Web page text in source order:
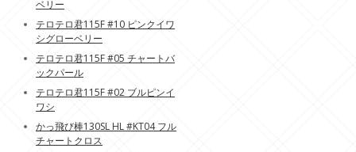
ベリー
テロテロ君115F #10 ピンクイワ
シグローベリー
テロテロ君115F #05 チャートバ
ックパール
テロテロ君115F #02 ブルピンイ
ワシ
かっ飛び棒130SL HL #KT04 フル
チャートクロス